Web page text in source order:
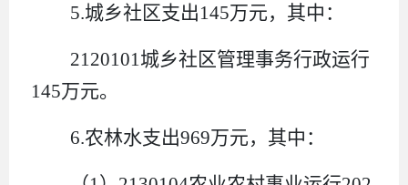
5.城乡社区支出145万元，其中：
2120101 城乡社区管理事务行政运行
145万元。
6.农林水支出969万元，其中：